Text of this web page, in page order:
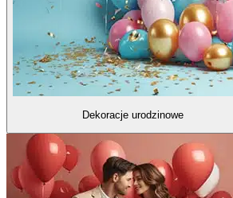
Dekoracje urodzinowe